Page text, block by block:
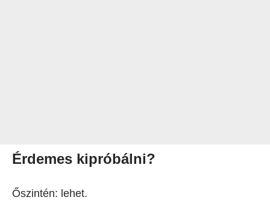
Érdemes kipróbálni?
Őszintén: lehet.